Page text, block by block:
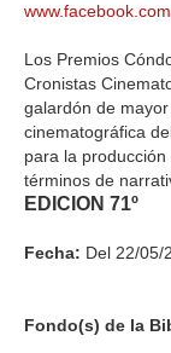
Los Premios
Cronistas
galardón de
cinematográfica
para la
términos de
EDICION 71º
Fecha: Del 22/05/
Fondo(s) de la